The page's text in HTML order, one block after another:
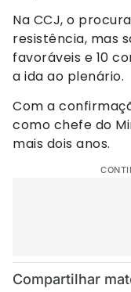
Na CCJ, o
resistência, mas
favoráveis e 10
a ida ao plenário.
Com a
como chefe do
mais dois anos.
Compartilhar